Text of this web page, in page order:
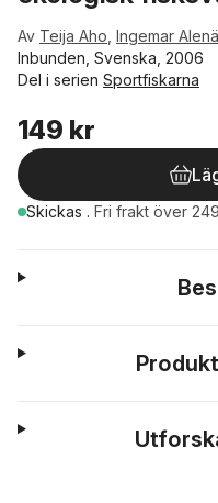
Av Teija Aho Ingemar
Inbunden, Svenska, 2006
Del i serien Sportfiskarna
149 kr
Skickas . Fri frakt över